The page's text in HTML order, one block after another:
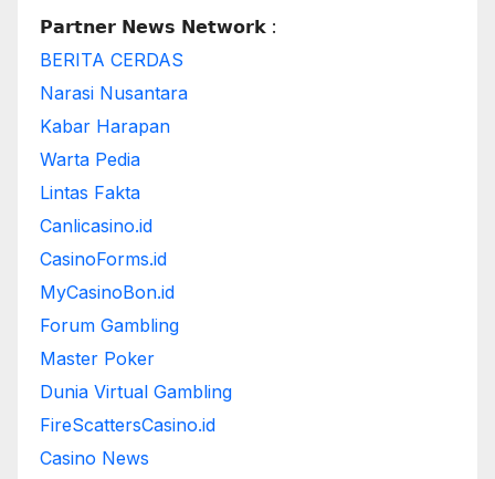
𝗣𝗮𝗿𝘁𝗻𝗲𝗿 𝗡𝗲𝘄𝘀 𝗡𝗲𝘁𝘄𝗼𝗿𝗸 :
BERITA CERDAS
Narasi Nusantara
Kabar Harapan
Warta Pedia
Lintas Fakta
Canlicasino.id
CasinoForms.id
MyCasinoBon.id
Forum Gambling
Master Poker
Dunia Virtual Gambling
FireScattersCasino.id
Casino News